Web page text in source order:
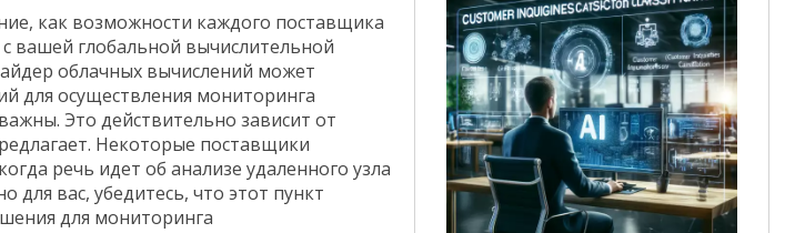
как возможности каждого поставщика
вашей глобальной вычислительной
облачных вычислений может
для осуществления мониторинга
Это действительно зависит от
Некоторые поставщики
речь идет об анализе удаленного узла
для вас, убедитесь, что этот пункт
для мониторинга